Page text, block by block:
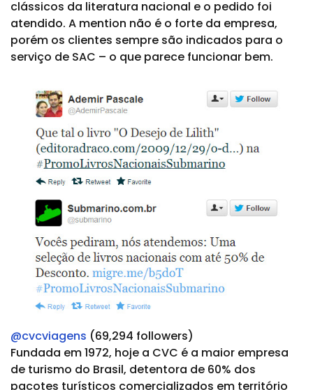
clássicos da literatura nacional e o pedido foi
atendido. A mention não é o forte da empresa,
porém os clientes sempre são indicados para o
serviço de SAC – o que parece funcionar bem.
@cvcviagens (69,294 followers)
Fundada em 1972, hoje a CVC é a maior empresa
de turismo do Brasil, detentora de 60% dos
pacotes turísticos comercializados em território